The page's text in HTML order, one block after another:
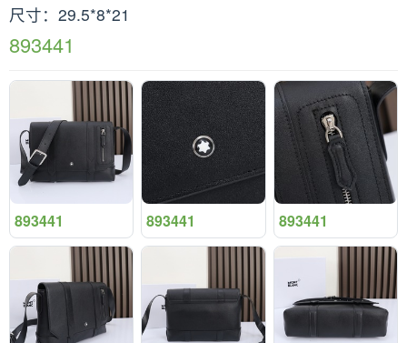
尺寸：29.5*8*21
893441
893441 893441 893441